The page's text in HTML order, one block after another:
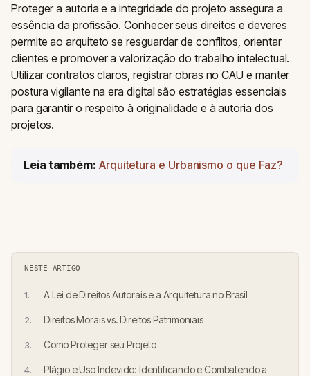
Proteger a autoria e a integridade do projeto assegura a
essência da profissão. Conhecer seus direitos e deveres
permite ao arquiteto se resguardar de conflitos, orientar
clientes e promover a valorização do trabalho intelectual.
Utilizar contratos claros, registrar obras no CAU e manter
postura vigilante na era digital são estratégias essenciais
para garantir o respeito à originalidade e à autoria dos
projetos.
Leia também: Arquitetura e Urbanismo o que Faz?
NESTE ARTIGO
A Lei de Direitos Autorais e a Arquitetura no Brasil
Direitos Morais vs. Direitos Patrimoniais
Como Proteger seu Projeto
Plágio e Uso Indevido: Identificando e Combatendo a